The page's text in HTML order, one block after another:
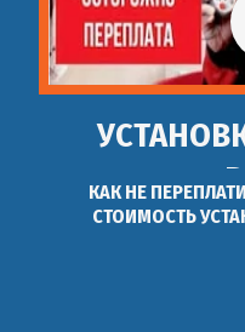
КАК НЕ
СТОИМОСТЬ